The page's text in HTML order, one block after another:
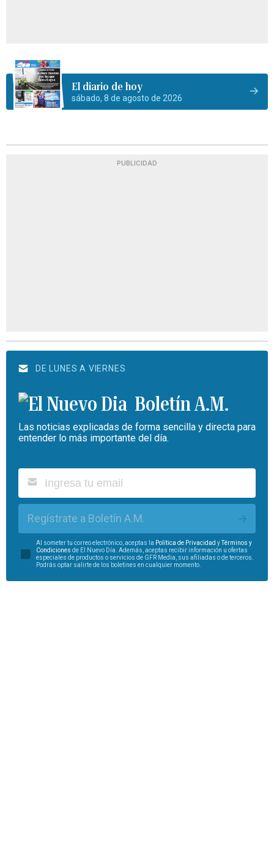
El diario de hoy
sábado, 8 de agosto de 2026
PUBLICIDAD
DE LUNES A VIERNES
Boletín A.M.
Las noticias explicadas de forma sencilla y directa para
entender lo más importante del día.
Regístrate a Boletín A.M.
Al someter tu correo electrónico, aceptas la Política de Privacidad yTérminos y
Condiciones de El Nuevo Día. Además, aceptas recibir información u ofertas
especiales de productos o servicios de GFR Media, sus afiliadas o de terceros.
Podrás optar salirte de los boletines en cualquier momento.